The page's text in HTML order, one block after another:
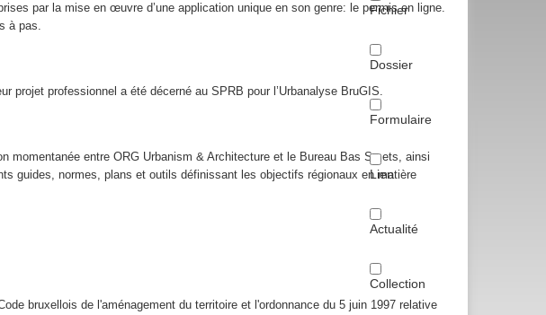
Fichier
Dossier
Formulaire
Lien
Actualité
Collection
par la mise en œuvre d’une application unique en son genre: le permis en ligne.
à pas.
projet professionnel a été décerné au SPRB pour l’Urbanalyse BruGIS.
momentanée entre ORG Urbanism & Architecture et le Bureau Bas Smets, ainsi
guides, normes, plans et outils définissant les objectifs régionaux en matière
bruxellois de l'aménagement du territoire et l'ordonnance du 5 juin 1997 relative